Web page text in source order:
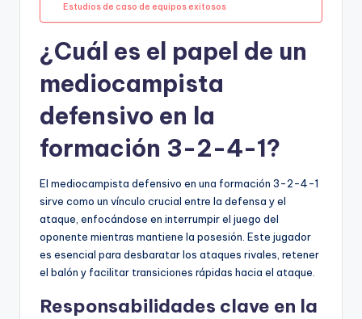
Estudios de caso de equipos exitosos
¿Cuál es el papel de un
mediocampista
defensivo en la
formación 3-2-4-1?
El mediocampista defensivo en una formación 3-2-4-1
sirve como un vínculo crucial entre la defensa y el
ataque, enfocándose en interrumpir el juego del
oponente mientras mantiene la posesión. Este jugador
es esencial para desbaratar los ataques rivales, retener
el balón y facilitar transiciones rápidas hacia el ataque.
Responsabilidades clave en la